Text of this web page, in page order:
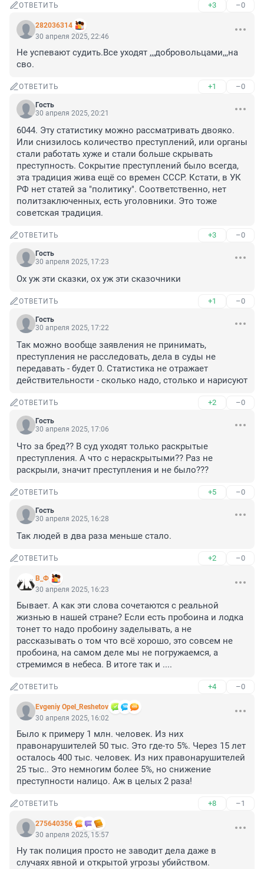
ОТВЕТИТЬ +3 –0
282036314
30 апреля 2025, 22:46
Не успевают судить.Все уходят ,,,добровольцами,,,на
сво.
ОТВЕТИТЬ +1 –0
Гость
30 апреля 2025, 20:21
6044. Эту статистику можно рассматривать двояко.
Или снизилось количество преступлений, или органы
стали работать хуже и стали больше скрывать
преступность. Сокрытие преступлений было всегда,
эта традиция жива ещё со времен СССР. Кстати, в УК
РФ нет статей за "политику". Соответственно, нет
политзаключенных, есть уголовники. Это тоже
советская традиция.
ОТВЕТИТЬ +3 –0
Гость
30 апреля 2025, 17:23
Ох уж эти сказки, ох уж эти сказочники
ОТВЕТИТЬ +1 –0
Гость
30 апреля 2025, 17:22
Так можно вообще заявления не принимать,
преступления не расследовать, дела в суды не
передавать - будет 0. Статистика не отражает
действительности - сколько надо, столько и нарисуют
ОТВЕТИТЬ +2 –0
Гость
30 апреля 2025, 17:06
Что за бред?? В суд уходят только раскрытые
преступления. А что с нераскрытыми?? Раз не
раскрыли, значит преступления и не было???
ОТВЕТИТЬ +5 –0
Гость
30 апреля 2025, 16:28
Так людей в два раза меньше стало.
ОТВЕТИТЬ +2 –0
В_Ф
30 апреля 2025, 16:23
Бывает. А как эти слова сочетаются с реальной
жизнью в нашей стране? Если есть пробоина и лодка
тонет то надо пробоину заделывать, а не
рассказывать о том что всё хорошо, это совсем не
пробоина, на самом деле мы не погружаемся, а
стремимся в небеса. В итоге так и ....
ОТВЕТИТЬ +4 –0
Evgeniy Opel_Reshetov
30 апреля 2025, 16:02
Было к примеру 1 млн. человек. Из них
правонарушителей 50 тыс. Это где-то 5%. Через 15 лет
осталось 400 тыс. человек. Из них правонарушителей
25 тыс.. Это немногим более 5%, но снижение
преступности налицо. Аж в целых 2 раза!
ОТВЕТИТЬ +8 –1
275640356
30 апреля 2025, 15:57
Ну так полиция просто не заводит дела даже в
случаях явной и открытой угрозы убийством.